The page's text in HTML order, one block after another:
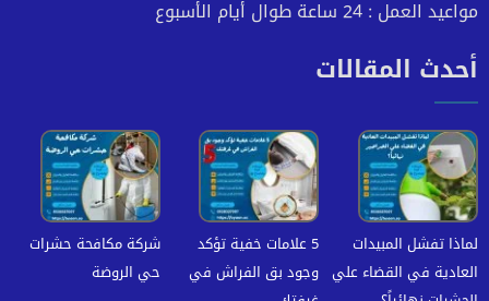
مواعيد العمل : 24 ساعة طوال أيام الأسبوع
أحدث المقالات
لماذا تفشل المبيدات
العادية في القضاء علي
5 علامات خفية تؤكد
وجود بق الفراش في
شركة مكافحة حشرات
حي الروضة